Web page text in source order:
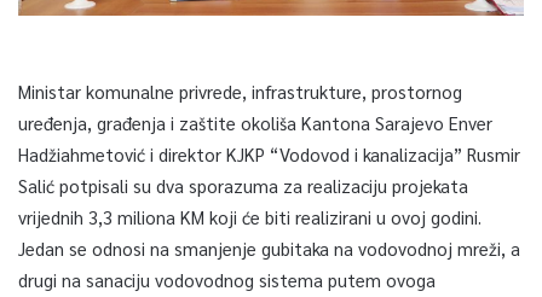
Ministar komunalne privrede, infrastrukture, prostornog
uređenja, građenja i zaštite okoliša Kantona Sarajevo Enver
Hadžiahmetović i direktor KJKP “Vodovod i kanalizacija” Rusmir
Salić potpisali su dva sporazuma za realizaciju projekata
vrijednih 3,3 miliona KM koji će biti realizirani u ovoj godini.
Jedan se odnosi na smanjenje gubitaka na vodovodnoj mreži, a
drugi na sanaciju vodovodnog sistema putem ovoga